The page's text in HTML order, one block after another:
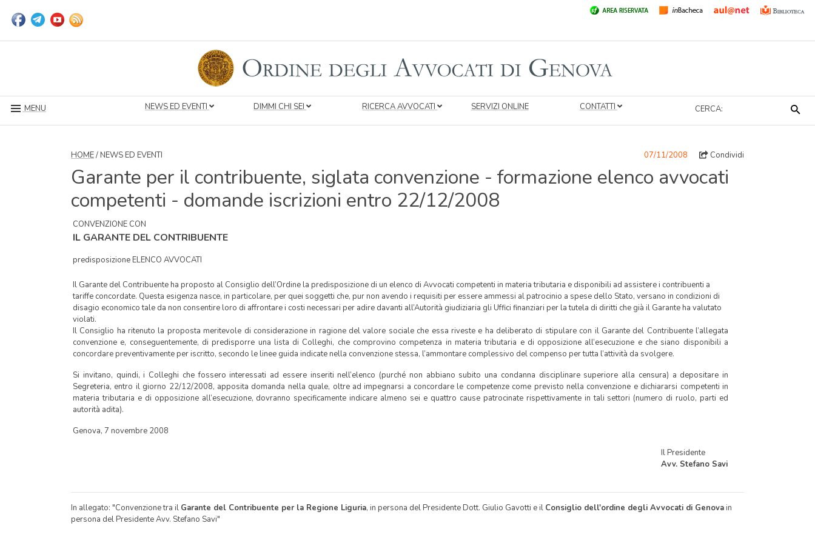
MENU NEWS ED EVENTI DIMMI CHI SEI RICERCA AVVOCATI SERVIZI ONLINE CONTATTI CERCA:
HOME/ NEWS ED EVENTI 07/11/2008 Condividi
Garante per il contribuente, siglata convenzione - formazione elenco avvocati
competenti - domande iscrizioni entro 22/12/2008
CONVENZIONE CON
IL GARANTE DEL CONTRIBUENTE
predisposizione ELENCO AVVOCATI
Il Garante del Contribuente ha proposto al Consiglio dell’Ordine la predisposizione di un elenco di Avvocati competenti in materia tributaria e disponibili ad assistere i contribuenti a
tariffe concordate. Questa esigenza nasce, in particolare, per quei soggetti che, pur non avendo i requisiti per essere ammessi al patrocinio a spese dello Stato, versano in condizioni di
disagio economico tale da non consentire loro di affrontare i costi necessari per adire davanti all’Autorità giudiziaria gli Uffici finanziari per la tutela di diritti che già il Garante ha valutato
violati.
Il Consiglio ha ritenuto la proposta meritevole di considerazione in ragione del valore sociale che essa riveste e ha deliberato di stipulare con il Garante del Contribuente l’allegata
convenzione e, conseguentemente, di predisporre una lista di Colleghi, che comprovino competenza in materia tributaria e di opposizione all’esecuzione e che siano disponibili a
concordare preventivamente per iscritto, secondo le linee guida indicate nella convenzione stessa, l’ammontare complessivo del compenso per tutta l’attività da svolgere.
Si invitano, quindi, i Colleghi che fossero interessati ad essere inseriti nell’elenco (purché non abbiano subito una condanna disciplinare superiore alla censura) a depositare in
Segreteria, entro il giorno 22/12/2008, apposita domanda nella quale, oltre ad impegnarsi a concordare le competenze come previsto nella convenzione e dichiararsi competenti in
materia tributaria e di opposizione all’esecuzione, dovranno specificamente indicare almeno sei e quattro cause patrocinate rispettivamente in tali settori (numero di ruolo, parti ed
autorità adita).
Genova, 7 novembre 2008
Il Presidente
Avv. Stefano Savi
In allegato: "Convenzione tra il Garante del Contribuente per la Regione Liguria, in persona del Presidente Dott. Giulio Gavotti e il Consiglio dell'ordine degli Avvocati di Genovain
persona del Presidente Avv. Stefano Savi"